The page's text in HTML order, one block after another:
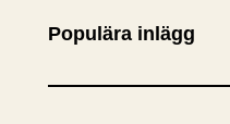
Populära inlägg